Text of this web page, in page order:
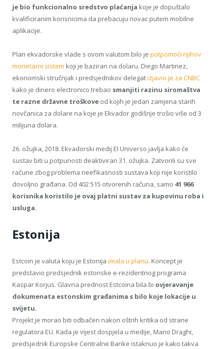
je bio funkcionalno sredstvo plaćanja koje je dopuštalo
kvalificiranim korisnicima da prebacuju novac putem mobilne
aplikacije.
Plan ekvadorske vlade s ovom valutom bilo je potpomoći njihov
monetarni sistem koji je baziran na dolaru. Diego Martinez,
ekonomski stručnjak i predsjednikov delegatizjavio je za CNBC
kako je dinero electronico trebao smanjiti razinu siromaštva
te razne državne troškove od kojih je jedan zamjena starih
novčanica za dolare na koje je Ekvador godišnje trošio više od 3
milijuna dolara.
26. ožujka, 2018. Ekvadorski medij El Universo javlja kako će
sustav biti u potpunosti deaktiviran 31. ožujka. Zatvorili su sve
račune zbog problema neefikasnosti sustava koji nije koristilo
dovoljno građana. Od 402 515 otvorenih računa, samo 41 966
korisnika koristilo je ovaj platni sustav za kupovinu roba i
usluga.
Estonija
Estcoin je valuta koju je Estonija imala u planu. Koncept je
predstavio predsjednik estonske e-rezidentnog programa
Kaspar Korjus. Glavna prednost Estcoina bila bi ovjeravanje
dokumenata estonskim građanima s bilo koje lokacije u
svijetu.
Projekt je morao biti odbačen nakon oštrih kritika od strane
regulatora EU. Kada je vijest dospjela u medije, Mario Draghi,
predsjednik Europske Centralne Banke istaknuo je kako takva